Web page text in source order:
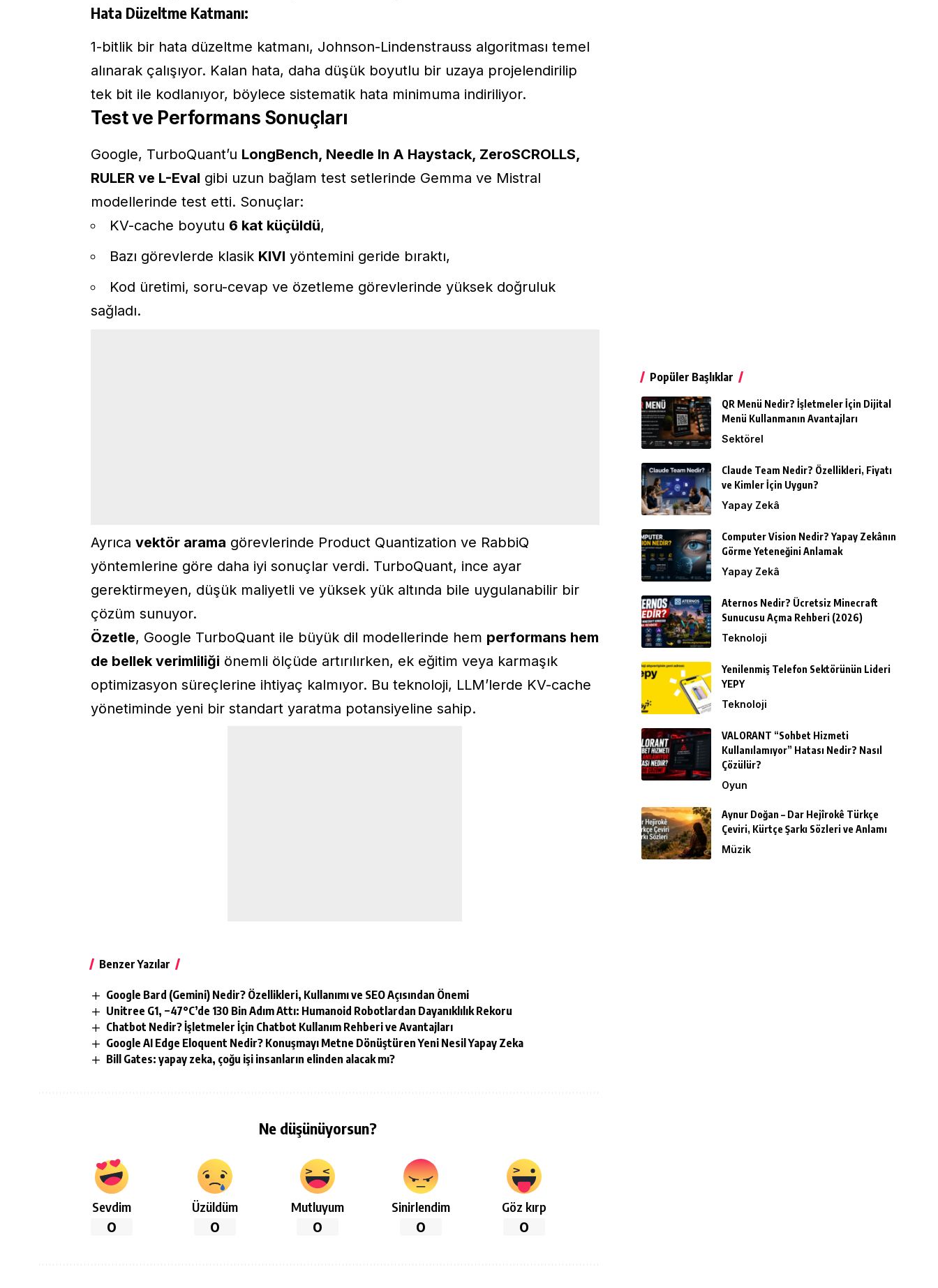
Hata Düzeltme Katmanı:
1-bitlik bir hata düzeltme katmanı, Johnson-Lindenstrauss algoritması temel
alınarak çalışıyor. Kalan hata, daha düşük boyutlu bir uzaya projelendirilip
tek bit ile kodlanıyor, böylece sistematik hata minimuma indiriliyor.
Test ve Performans Sonuçları
Google, TurboQuant’u LongBench, Needle In A Haystack, ZeroSCROLLS,
RULER ve L-Eval gibi uzun bağlam test setlerinde Gemma ve Mistral
modellerinde test etti. Sonuçlar:
KV-cache boyutu 6 kat küçüldü,
Bazı görevlerde klasik KIVI yöntemini geride bıraktı,
Kod üretimi, soru-cevap ve özetleme görevlerinde yüksek doğruluk
sağladı.
Ayrıca vektör arama görevlerinde Product Quantization ve RabbiQ
yöntemlerine göre daha iyi sonuçlar verdi. TurboQuant, ince ayar
gerektirmeyen, düşük maliyetli ve yüksek yük altında bile uygulanabilir bir
çözüm sunuyor.
Özetle, Google TurboQuant ile büyük dil modellerinde hem performans hem
de bellek verimliliği önemli ölçüde artırılırken, ek eğitim veya karmaşık
optimizasyon süreçlerine ihtiyaç kalmıyor. Bu teknoloji, LLM’lerde KV-cache
yönetiminde yeni bir standart yaratma potansiyeline sahip.
Benzer Yazılar
Google Bard (Gemini) Nedir? Özellikleri, Kullanımı ve SEO Açısından Önemi
Unitree G1, −47°C’de 130 Bin Adım Attı: Humanoid Robotlardan Dayanıklılık Rekoru
Chatbot Nedir? İşletmeler İçin Chatbot Kullanım Rehberi ve Avantajları
Google AI Edge Eloquent Nedir? Konuşmayı Metne Dönüştüren Yeni Nesil Yapay Zeka
Bill Gates: yapay zeka, çoğu işi insanların elinden alacak mı?
Ne düşünüyorsun?
Sevdim
0
Üzüldüm
0
Mutluyum
0
Sinirlendim
0
Göz kırp
0
Popüler Başlıklar
QR Menü Nedir? İşletmeler İçin Dijital
Menü Kullanmanın Avantajları
Sektörel
Claude Team Nedir? Özellikleri, Fiyatı
ve Kimler İçin Uygun?
Yapay Zekâ
Computer Vision Nedir? Yapay Zekânın
Görme Yeteneğini Anlamak
Yapay Zekâ
Aternos Nedir? Ücretsiz Minecraft
Sunucusu Açma Rehberi (2026)
Teknoloji
Yenilenmiş Telefon Sektörünün Lideri
YEPY
Teknoloji
VALORANT “Sohbet Hizmeti
Kullanılamıyor” Hatası Nedir? Nasıl
Çözülür?
Oyun
Aynur Doğan – Dar Hejîrokê Türkçe
Çeviri, Kürtçe Şarkı Sözleri ve Anlamı
Müzik